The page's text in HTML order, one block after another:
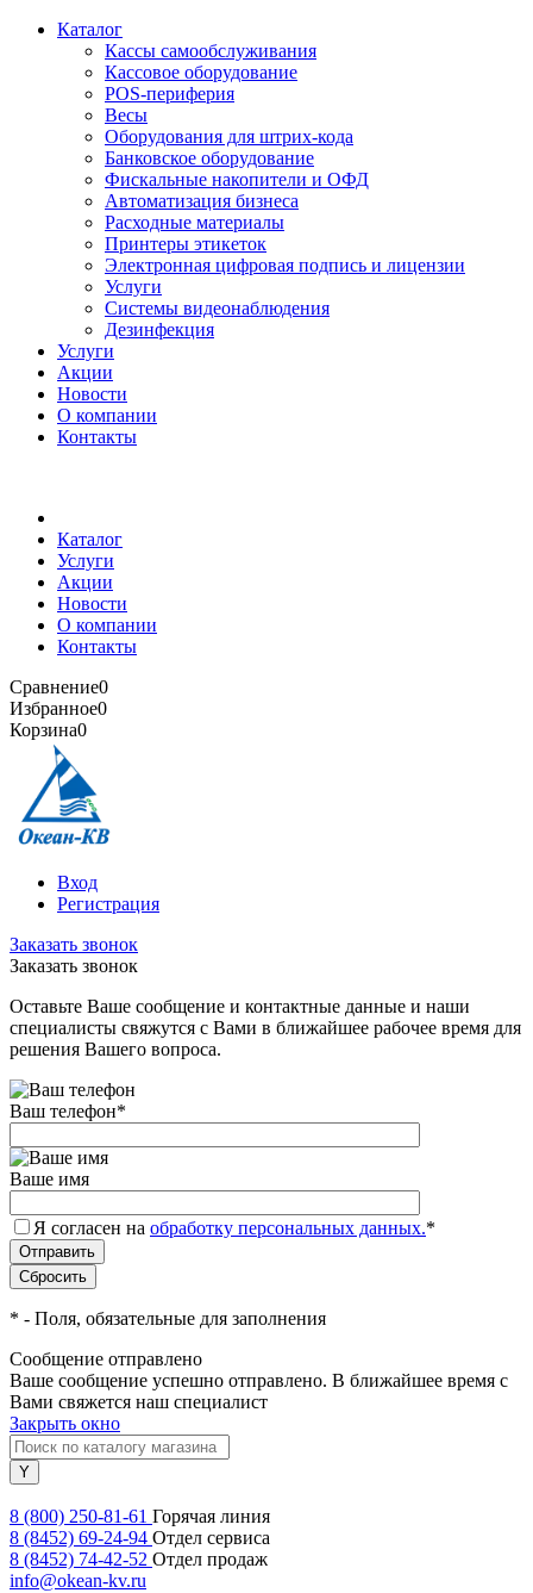
Каталог
Кассы самообслуживания
Кассовое оборудование
POS-периферия
Весы
Оборудования для штрих-кода
Банковское оборудование
Фискальные накопители и ОФД
Автоматизация бизнеса
Расходные материалы
Принтеры этикеток
Электронная цифровая подпись и лицензии
Услуги
Системы видеонаблюдения
Дезинфекция
Услуги
Акции
Новости
О компании
Контакты
Каталог
Услуги
Акции
Новости
О компании
Контакты
Сравнение0
Избранное0
Корзина0
Вход
Регистрация
Заказать звонок
Заказать звонок
Оставьте Ваше сообщение и контактные данные и наши
специалисты свяжутся с Вами в ближайшее рабочее время для
решения Вашего вопроса.
Ваш телефон*
Ваше имя
Я согласен на обработку персональных данных.*
* - Поля, обязательные для заполнения
Сообщение отправлено
Ваше сообщение успешно отправлено. В ближайшее время с
Вами свяжется наш специалист
Закрыть окно
8 (800) 250-81-61 Горячая линия
8 (8452) 69-24-94 Отдел сервиса
8 (8452) 74-42-52 Отдел продаж
info@okean-kv.ru